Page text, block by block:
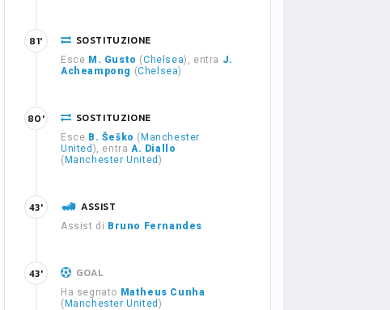
SOSTITUZIONE
Esce M. Gusto (Chelsea), entra J.
Acheampong (Chelsea)
81'
SOSTITUZIONE
Esce B. Šeško ( Manchester
United ), entraA. Diallo
( Manchester United )
80'
ASSIST
Assist di Bruno Fernandes
43'
GOAL
Ha segnato Matheus Cunha
( Manchester United )
43'